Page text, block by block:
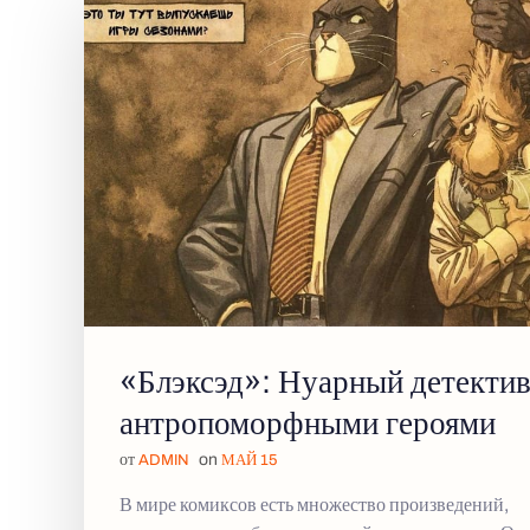
«Блэксэд»: Нуарный
антропоморфными героями
от ADMIN on МАЙ 15
В мире комиксов есть множество произведений,